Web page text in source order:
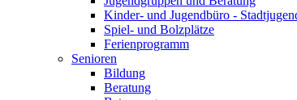
Kinder- und Jugendbüro -
Spiel- und Bolzplätze
Ferienprogramm
Senioren
Bildung
Beratung